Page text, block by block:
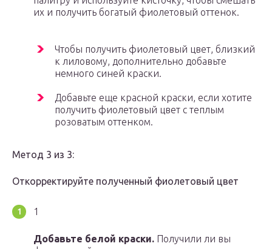
их и получить богатый фиолетовый оттенок.
Чтобы получить фиолетовый цвет, близкий
к лиловому, дополнительно добавьте
немного синей краски.
Добавьте еще красной краски, если хотите
получить фиолетовый цвет с теплым
розоватым оттенком.
Метод 3 из 3:
Откорректируйте полученный фиолетовый цвет
1
Добавьте белой краски. Получили ли вы